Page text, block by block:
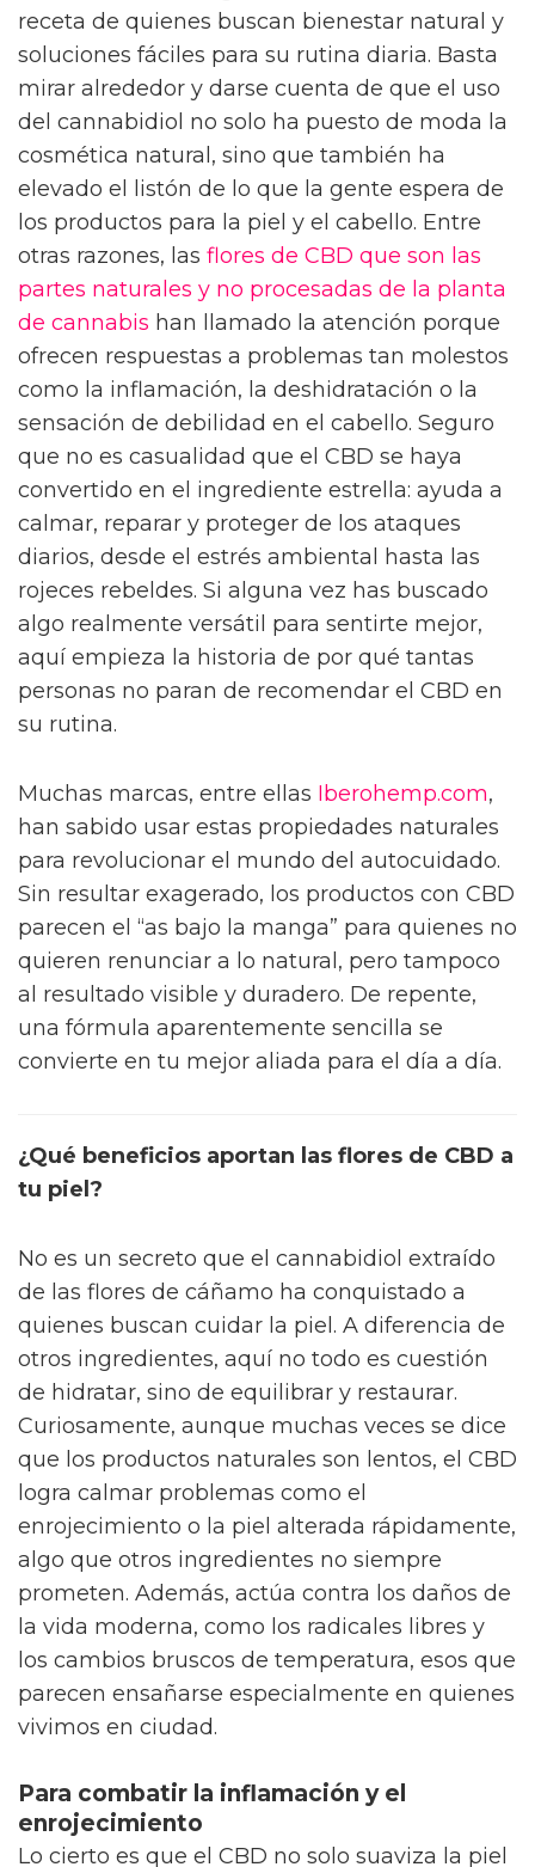
Hoy en día, hablar de flores de CBD es casi
como hablar del ingrediente secreto en la
receta de quienes buscan bienestar natural y
soluciones fáciles para su rutina diaria. Basta
mirar alrededor y darse cuenta de que el uso
del cannabidiol no solo ha puesto de moda la
elevado el listón de lo que la gente espera de
los productos para la piel y el cabello. Entre
otras razones, las
flores de CBD que son las
partes naturales y no procesadas de la planta
de cannabis
han llamado la atención porque
ofrecen respuestas a problemas tan molestos
como la inflamación, la deshidratación o la
sensación de debilidad en el cabello. Seguro
que no es casualidad que el CBD se haya
convertido en el ingrediente estrella: ayuda a
diarios, desde el estrés ambiental hasta las
rojeces rebeldes. Si alguna vez has buscado
aquí empieza la historia de por qué tantas
personas no paran de recomendar el CBD en
su rutina.
Muchas marcas, entre ellasIberohemp.com
han sabido usar estas propiedades naturales
para revolucionar el mundo del autocuidado.
Sin resultar exagerado, los productos con CBD
parecen el “as bajo la manga” para quienes no
quieren renunciar a lo natural, pero tampoco
al resultado visible y duradero. De repente,
una fórmula aparentemente sencilla se
convierte en tu mejor aliada para el día a día.
tu piel?
No es un secreto que el cannabidiol extraído